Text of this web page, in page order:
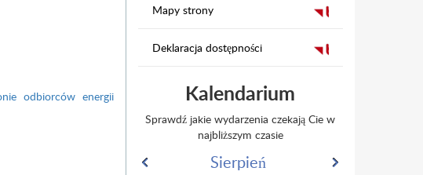
odbiorców energii
Mapy strony
Deklaracja dostępności
Kalendarium
Sprawdź jakie wydarzenia czekają Cie w
najbliższym czasie
Sierpień